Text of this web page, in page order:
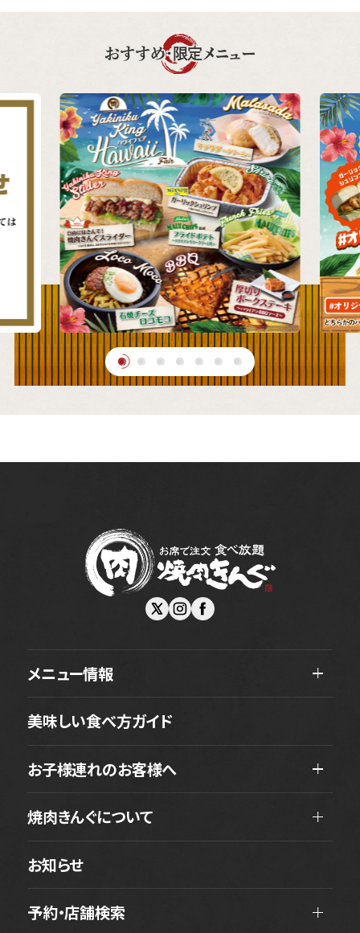
おすすめ・限定メニュー
メニュー情報
美味しい食べ方ガイド
お子様連れのお客様へ
焼肉きんぐについて
お知らせ
予約・店舗検索